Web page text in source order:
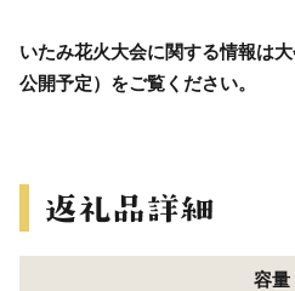
いたみ花火大会に関する情報は
公開予定）をご覧ください。
容量